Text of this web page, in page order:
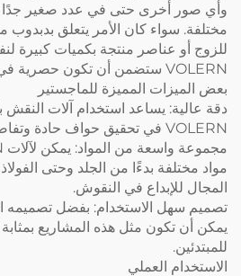
وأي صور أخرى حتى في عدد صغير جدًا
مختلفة. سواء كان الأمر يتعلق
للزوج أو عناصر منتجة بكميات كبيرة
VOLERN ستضمن أن تكون حصرية في كل مكان.
بعض الميزات المميزة للماجستير
دقة عالية: يساعد استخدام آلات النقش
VOLERN في تحقيق حواف حادة وتفاصيل دقيقة على المنتجات.
مواد مختلفة بدءًا من الجلد وحتى
المجال للإبداع في النقوش.
تصميم سهل الاستخدام: بفضل تصميمه
يمكن أن تكون مثل هذه المشاريع
للمبتدئين.
الاستخدام العملي